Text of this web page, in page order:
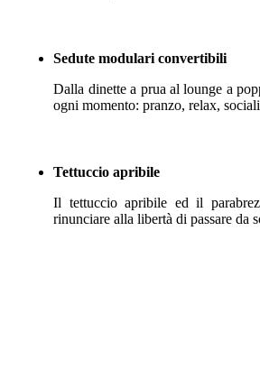
Sedute modulari convertibili
Dalla dinette a prua al lounge a
ogni momento: pranzo, relax,
Tettuccio apribile
Il tettuccio apribile ed il
rinunciare alla libertà di passare da